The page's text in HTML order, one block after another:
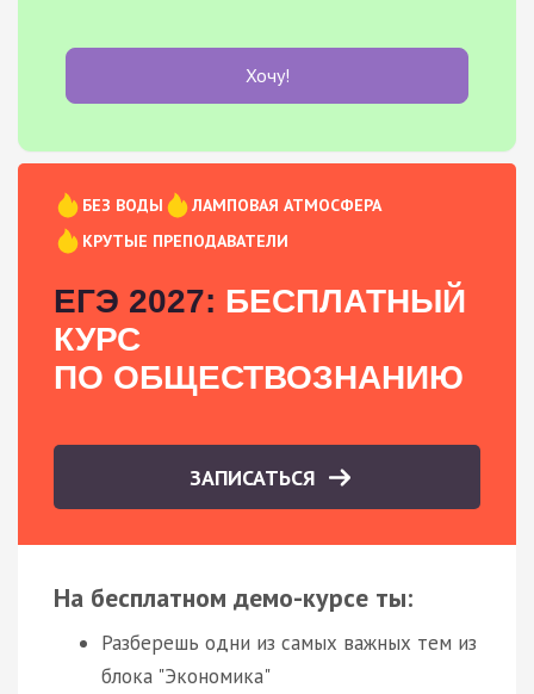
Хочу!
БЕЗ ВОДЫ
ЛАМПОВАЯ АТМОСФЕРА
КРУТЫЕ ПРЕПОДАВАТЕЛИ
ЕГЭ 2027: БЕСПЛАТНЫЙ
КУРС
ПО ОБЩЕСТВОЗНАНИЮ
ЗАПИСАТЬСЯ
На бесплатном демо-курсе ты:
Разберешь одни из самых важных тем из
блока "Экономика"